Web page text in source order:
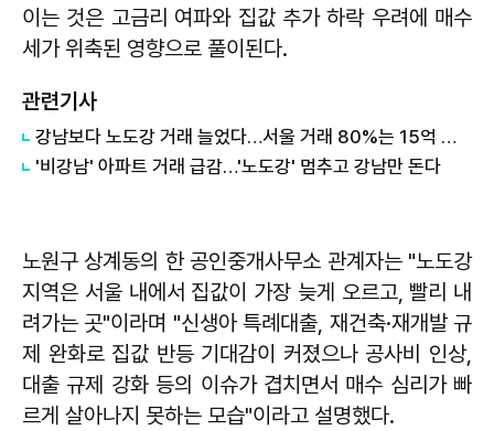
이는 것은 고금리 여파와 집값 추가 하락 우려에 매수
세가 위축된 영향으로 풀이된다.
관련기사
강남보다 노도강 거래 늘었다…서울 거래 80%는 15억 이하
'비강남' 아파트 거래 급감…'노도강' 멈추고 강남만 돈다
노원구 상계동의 한 공인중개사무소 관계자는 "노도강
지역은 서울 내에서 집값이 가장 늦게 오르고, 빨리 내
려가는 곳"이라며 "신생아 특례대출, 재건축·재개발 규
제 완화로 집값 반등 기대감이 커졌으나 공사비 인상,
대출 규제 강화 등의 이슈가 겹치면서 매수 심리가 빠
르게 살아나지 못하는 모습"이라고 설명했다.